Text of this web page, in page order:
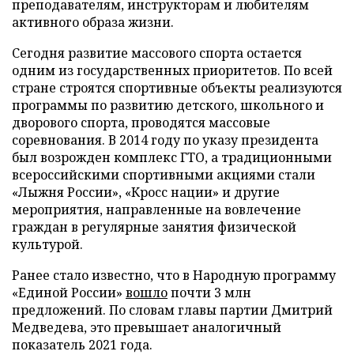
преподавателям, инструкторам и любителям
активного образа жизни.
Сегодня развитие массового спорта остается
одним из государственных приоритетов. По всей
стране строятся спортивные объекты реализуются
программы по развитию детского, школьного и
дворового спорта, проводятся массовые
соревнования. В 2014 году по указу президента
был возрожден комплекс ГТО, а традиционными
всероссийскими спортивными акциями стали
«Лыжня России», «Кросс нации» и другие
мероприятия, направленные на вовлечение
граждан в регулярные занятия физической
культурой.
Ранее стало известно, что в Народную программу
«Единой России» вошлопочти 3 млн
предложений. По словам главы партии Дмитрий
Медведева, это превышает аналогичный
показатель 2021 года.